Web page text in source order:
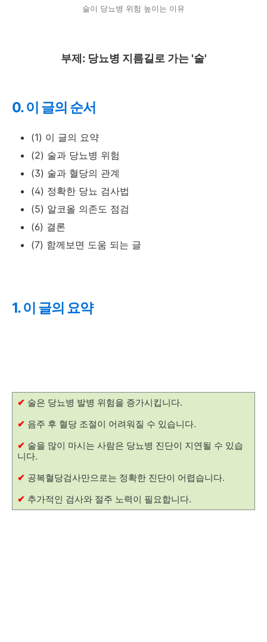
술이 당뇨병 위험 높이는 이유
부제: 당뇨병 지름길로 가는 '술'
0. 이 글의 순서
(1) 이 글의 요약
(2) 술과 당뇨병 위험
(3) 술과 혈당의 관계
(4) 정확한 당뇨 검사법
(5) 알코올 의존도 점검
(6) 결론
(7) 함께보면 도움 되는 글
1. 이 글의 요약
✔ 술은 당뇨병 발병 위험을 증가시킵니다.
✔ 음주 후 혈당 조절이 어려워질 수 있습니다.
✔ 술을 많이 마시는 사람은 당뇨병 진단이 지연될 수 있습
니다.
✔ 공복혈당검사만으로는 정확한 진단이 어렵습니다.
✔ 추가적인 검사와 절주 노력이 필요합니다.